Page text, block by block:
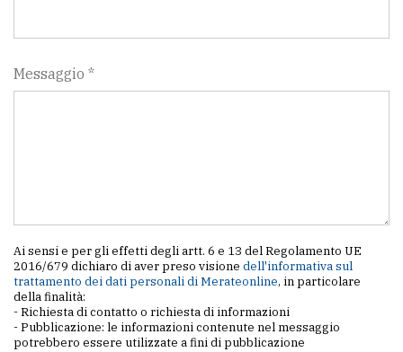
Messaggio *
Ai sensi e per gli effetti degli artt. 6 e 13 del Regolamento UE
2016/679 dichiaro di aver preso visione dell'informativa sul
trattamento dei dati personali di Merateonline, in particolare
della finalità:
- Richiesta di contatto o richiesta di informazioni
- Pubblicazione: le informazioni contenute nel messaggio
potrebbero essere utilizzate a fini di pubblicazione